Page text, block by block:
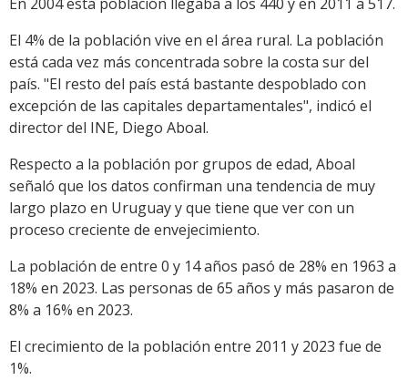
En 2004 esta población llegaba a los 440 y en 2011 a 517.
El 4% de la población vive en el área rural. La población
está cada vez más concentrada sobre la costa sur del
país. "El resto del país está bastante despoblado con
excepción de las capitales departamentales", indicó el
director del INE, Diego Aboal.
Respecto a la población por grupos de edad, Aboal
señaló que los datos confirman una tendencia de muy
largo plazo en Uruguay y que tiene que ver con un
proceso creciente de envejecimiento.
La población de entre 0 y 14 años pasó de 28% en 1963 a
18% en 2023. Las personas de 65 años y más pasaron de
8% a 16% en 2023.
El crecimiento de la población entre 2011 y 2023 fue de
1%.